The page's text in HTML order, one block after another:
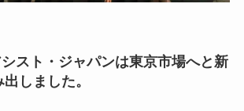
スト・ジャパンは東京市場へと新
しました。